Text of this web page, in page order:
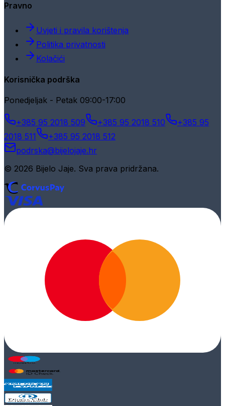
Pravno
Uvjeti i pravila korištenja
Politika privatnosti
Kolačići
Korisnička podrška
Ponedjeljak - Petak 09:00-17:00
+385 95 2018 509 +385 95 2018 510
+385 95
2018 511
+385 95 2018 512
podrska@bijelojaje.hr
© 2026 Bijelo Jaje. Sva prava pridržana.